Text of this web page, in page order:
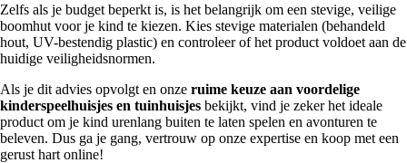
Zelfs als je budget beperkt is, is het belangrijk om een stevige, veilige
boomhut voor je kind te kiezen. Kies stevige materialen (behandeld
hout, UV-bestendig plastic) en controleer of het product voldoet aan de
huidige veiligheidsnormen.
Als je dit advies opvolgt en onze ruime keuze aan voordelige
kinderspeelhuisjes en tuinhuisjes bekijkt, vind je zeker het ideale
product om je kind urenlang buiten te laten spelen en avonturen te
beleven. Dus ga je gang, vertrouw op onze expertise en koop met een
gerust hart online!